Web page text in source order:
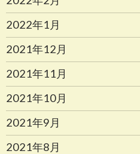
2022年1月
2021年12月
2021年11月
2021年10月
2021年9月
2021年8月